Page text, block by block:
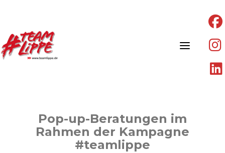
Pop-up-Beratungen im
Rahmen der Kampagne
#teamlippe